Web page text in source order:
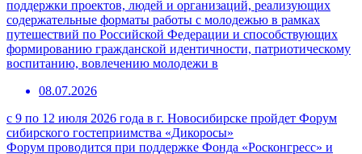
поддержки проектов, людей и организаций, реализующих
содержательные форматы работы с молодежью в рамках
путешествий по Российской Федерации и способствующих
формированию гражданской идентичности, патриотическому
воспитанию, вовлечению молодежи в
08.07.2026
с 9 по 12 июля 2026 года в г. Новосибирске пройдет Форум
сибирского гостеприимства «Дикоросы»
Форум проводится при поддержке Фонда «Росконгресс» и